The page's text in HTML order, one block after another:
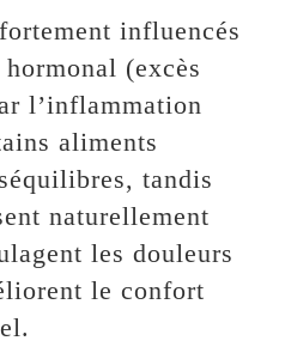
influencés
(excès
l’inflammation
aliments
tandis
naturellement
les douleurs
le confort